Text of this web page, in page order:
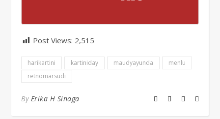
Post Views: 2,515
harikartini kartiniday maudyayunda
menlu
retnomarsudi
By Erika H Sinaga